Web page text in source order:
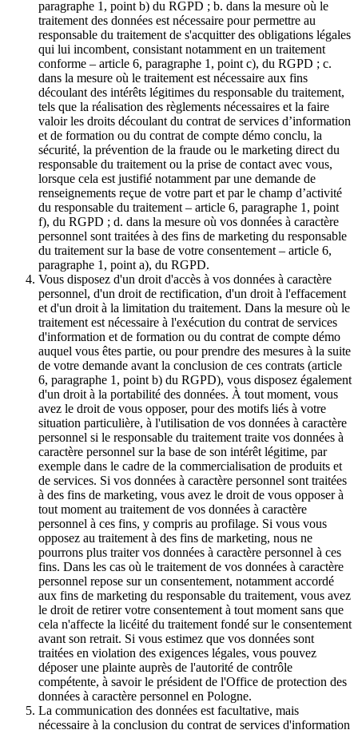
paragraphe 1, point b) du RGPD ; b. dans la mesure où le
traitement des données est nécessaire pour permettre au
responsable du traitement de s'acquitter des obligations légales
qui lui incombent, consistant notamment en un traitement
conforme – article 6, paragraphe 1, point c), du RGPD ; c.
dans la mesure où le traitement est nécessaire aux fins
découlant des intérêts légitimes du responsable du traitement,
tels que la réalisation des règlements nécessaires et la faire
valoir les droits découlant du contrat de services d’information
et de formation ou du contrat de compte démo conclu, la
sécurité, la prévention de la fraude ou le marketing direct du
responsable du traitement ou la prise de contact avec vous,
lorsque cela est justifié notamment par une demande de
renseignements reçue de votre part et par le champ d’activité
du responsable du traitement – article 6, paragraphe 1, point
f), du RGPD ; d. dans la mesure où vos données à caractère
personnel sont traitées à des fins de marketing du responsable
du traitement sur la base de votre consentement – article 6,
paragraphe 1, point a), du RGPD.
Vous disposez d'un droit d'accès à vos données à caractère
personnel, d'un droit de rectification, d'un droit à l'effacement
et d'un droit à la limitation du traitement. Dans la mesure où le
traitement est nécessaire à l'exécution du contrat de services
d'information et de formation ou du contrat de compte démo
auquel vous êtes partie, ou pour prendre des mesures à la suite
de votre demande avant la conclusion de ces contrats (article
6, paragraphe 1, point b) du RGPD), vous disposez également
d'un droit à la portabilité des données. À tout moment, vous
avez le droit de vous opposer, pour des motifs liés à votre
situation particulière, à l'utilisation de vos données à caractère
personnel si le responsable du traitement traite vos données à
caractère personnel sur la base de son intérêt légitime, par
exemple dans le cadre de la commercialisation de produits et
de services. Si vos données à caractère personnel sont traitées
à des fins de marketing, vous avez le droit de vous opposer à
tout moment au traitement de vos données à caractère
personnel à ces fins, y compris au profilage. Si vous vous
opposez au traitement à des fins de marketing, nous ne
pourrons plus traiter vos données à caractère personnel à ces
fins. Dans les cas où le traitement de vos données à caractère
personnel repose sur un consentement, notamment accordé
aux fins de marketing du responsable du traitement, vous avez
le droit de retirer votre consentement à tout moment sans que
cela n'affecte la licéité du traitement fondé sur le consentement
avant son retrait. Si vous estimez que vos données sont
traitées en violation des exigences légales, vous pouvez
déposer une plainte auprès de l'autorité de contrôle
compétente, à savoir le président de l'Office de protection des
données à caractère personnel en Pologne.
La communication des données est facultative, mais
nécessaire à la conclusion du contrat de services d'information